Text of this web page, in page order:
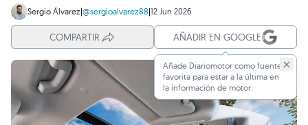
Sergio Álvarez|@sergioalvarez88|12 Jun 2026
COMPARTIR AÑADIR EN GOOGLE
Añade Diariomotor como fuente
favorita para estar a la última en
la información de motor.